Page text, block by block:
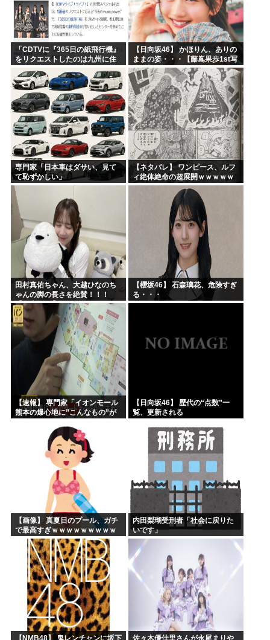
「CDTVに『365日の紙飛行機』
をリクエストしたのは九州に住
む中学生」←この事実って結構
デカいよな【AKB48】
【日向坂46】 かほりん、ありの
ままの姿・・・【藤嶌果歩1st写
真集】
専門家「日本車はダサい、見て
て恥ずかしい」
【ネタバレ】 ワンピース、ルフ
ィ絶体絶命の超展開ｗｗｗｗｗ
ｗｗｗｗｗｗｗｗｗｗｗｗｗｗ
ｗｗｗｗｗｗｗｗｗｗｗｗｗｗ
ｗｗｗｗｗｗｗｗｗｗｗｗ...
田村真佑ちゃん、大越ひなのち
ゃんの脚の長さを絶賛！！！
【乃木坂46】
【櫻坂46】 石森璃花、危険すぎ
る・・・
【速報】 専門家「イオンモール
熊本の爆心地に”こんなもの”が
【日向坂46】 歴代の“点数”一
覧、更新される
【画像】 真夏日のプール、ガチ
で最高すぎｗｗｗｗｗｗｗｗｗ
内田梨瑚受刑者「社会に戻りた
いです」
【NMB48】 鬼レンチャンに坂下 佐々木優佳里さんが永尾まりや